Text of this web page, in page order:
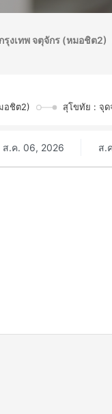
งเทพ จตุจักร (หมอชิต2)
อชิต2) สุโขทัย : จุ
ส.ค. 06, 2026 ส.